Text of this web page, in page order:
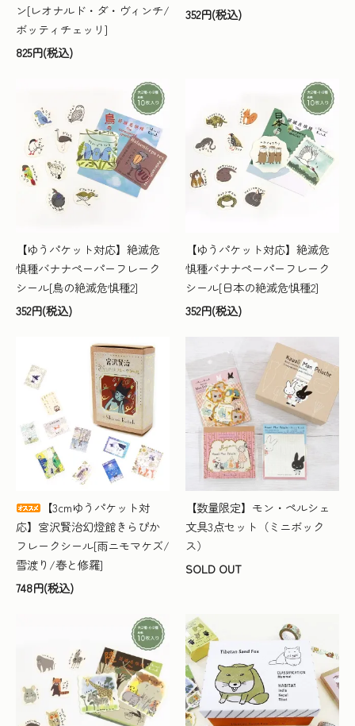
ン[レオナルド・ダ・ヴィンチ/
ボッティチェッリ]
825円(税込)
352円(税込)
【ゆうパケット対応】絶滅危
惧種バナナペーパーフレーク
シール[鳥の絶滅危惧種2]
352円(税込)
【ゆうパケット対応】絶滅危
惧種バナナペーパーフレーク
シール[日本の絶滅危惧種2]
352円(税込)
【3cmゆうパケット対
応】宮沢賢治幻燈館きらぴか
フレークシール[雨ニモマケズ/
雪渡り/春と修羅]
748円(税込)
【数量限定】モン・ペルシェ
文具3点セット（ミニボック
ス）
SOLD OUT